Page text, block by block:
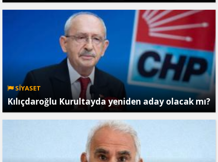
SİYASET
Kılıçdaroğlu Kurultayda yeniden aday olacak mı?